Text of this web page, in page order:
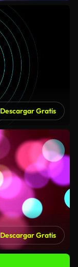
Descargar Gratis
Descargar Gratis